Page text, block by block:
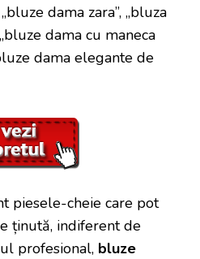
„bluze dama zara”, „bluza
dama cu maneca
dama elegante de
piesele-cheie care pot
ținută, indiferent de
profesional, bluze